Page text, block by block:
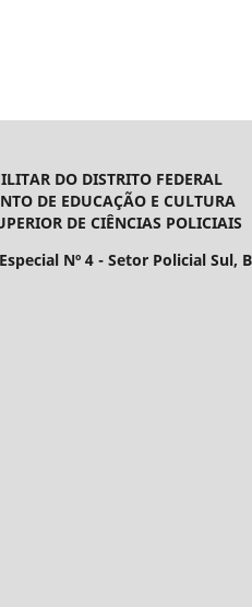
DO DISTRITO FEDERAL
DE EDUCAÇÃO E CULTURA
DE CIÊNCIAS POLICIAIS
Nº 4 - Setor Policial Sul,